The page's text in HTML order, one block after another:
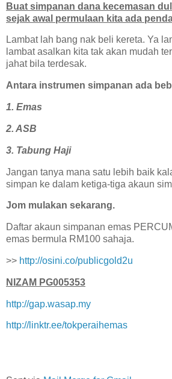
Buat simpanan dana kecemasan
sejak awal permulaan kita ada
Lambat lah bang nak beli kereta. Ya
lambat asalkan kita tak akan mudah
jahat bila terdesak.
Antara instrumen simpanan ada
1. Emas
2. ASB
3. Tabung Haji
Jangan tanya mana satu lebih baik
simpan ke dalam ketiga-tiga akaun
Jom mulakan sekarang.
Daftar akaun simpanan emas
emas bermula RM100 sahaja.
>> http://osini.co/publicgold2u
NIZAM PG005353
http://gap.wasap.my
http://linktr.ee/tokperaihemas